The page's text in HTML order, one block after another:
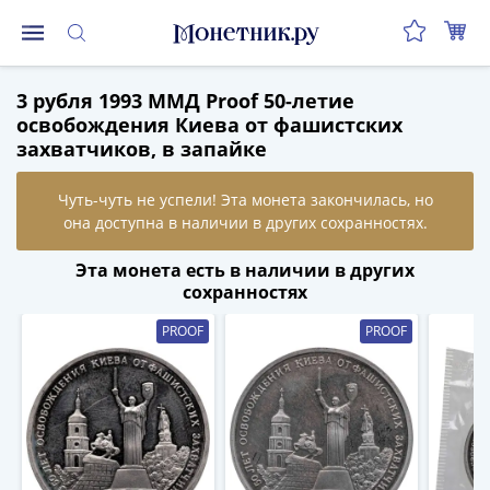
Монеты
Российской
Федерации
выпуски
реформы
реформы
(1997-
Юбилейные
3 рубля 1993 ММД Proof 50-летие
освобождения Киева от фашистских
захватчиков, в запайке
Эта монета есть в наличии в других
сохранностях
PROOF PROOF